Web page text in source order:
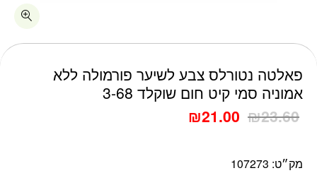
פאלטה נטורלס צבע לשיער פורמולה ללא
אמוניה סמי קיט חום שוקלד 3-68
₪23.60
₪21.00
מק״ט: 107273
כמות פאלטה נטורלס צבע לשיער פורמולה ללא אמוניה סמי קיט חום